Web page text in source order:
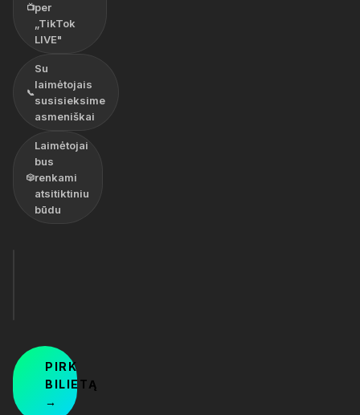
📺per
„TikTok
LIVE"
📞
Su
laimėtojais
susisieksime
asmeniškai
🎲
Laimėtojai
bus
renkami
atsitiktiniu
būdu
PIRK
BILIETĄ
→